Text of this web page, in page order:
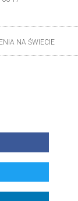
NA ŚWIECIE